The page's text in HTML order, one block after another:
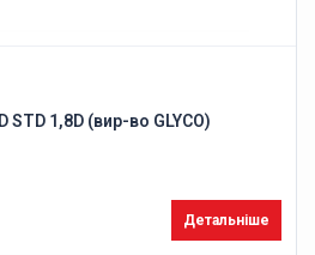
STD 1,8D (вир-во GLYCO)
Детальніше